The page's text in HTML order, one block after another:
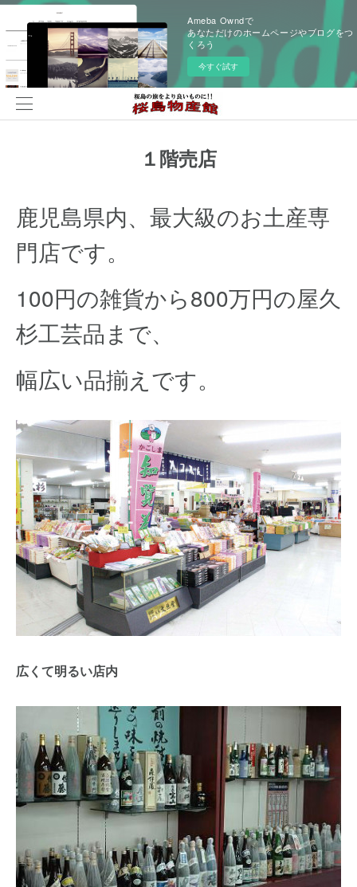
Ameba Owndで
あなただけのホームページやブログをつ
くろう
今すぐ試す
１階売店
鹿児島県内、最大級のお土産専
門店です。
100円の雑貨から800万円の屋久
杉工芸品まで、
幅広い品揃えです。
広くて明るい店内